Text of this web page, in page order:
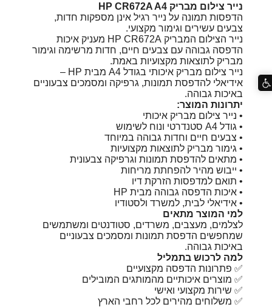
נייר צילום מבריק HP CR672A A4
הדפסות תמונה על נייר רגיל אינן מספקות חדות,
צבעים עשירים וגימור מקצועי.
נייר הצילום המבריק HP CR672A מעניק איכות
הדפסה גבוהה עם צבעים חיים, חדות מרשימה וגימור
מבריק לתוצאות מקצועיות באמת.
נייר צילום מבריק איכותי בגודל A4 מבית HP –
אידיאלי להדפסת תמונות, גרפיקה ומסמכים צבעוניים
באיכות גבוהה.
יתרונות המוצר:
• נייר צילום מבריק איכותי
• גודל A4 סטנדרטי ונוח לשימוש
• צבעים חיים וחדות גבוהה במיוחד
• גימור מבריק לתוצאות מקצועיות
• מתאים להדפסת תמונות וגרפיקה צבעונית
• ייבוש מהיר להפחתת מריחות
• תואם למדפסות הזרקת דיו
• איכות הדפסה גבוהה מבית HP
• אידיאלי לבית, למשרד ולסטודיו
למי המוצר מתאים
לצלמים, מעצבים, משרדים, סטודנטים ומשתמשים
שמחפשים הדפסת תמונות ומסמכים צבעוניים
באיכות גבוהה.
למה לרכוש בתמליל
✅ פתרונות הדפסה מקצועיים
✅ מוצרים איכותיים מהמותגים המובילים
✅ שירות מקצועי ואישי
✅ משלוחים מהירים לכל רחבי הארץ